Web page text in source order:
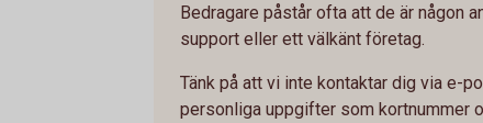
Bedragare påstår ofta att de är någon
support eller ett välkänt företag.
Tänk på att vi inte kontaktar dig via e-
personliga uppgifter som kortnummer